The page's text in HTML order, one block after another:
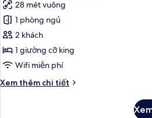
ảnh
Phòng
Tiêu
chuẩn,
1
cỡ
28 mét vuông
1 phòng ngủ
2 khách
1 giường cỡ king
Wifi miễn phí
Xem thêm chi tiết
Chi